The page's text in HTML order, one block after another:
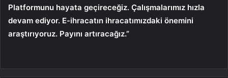
Platformunu hayata geçireceğiz. Çalışmalarımız hızla
devam ediyor. E-ihracatın ihracatımızdaki önemini
araştırıyoruz. Payını artıracağız.”